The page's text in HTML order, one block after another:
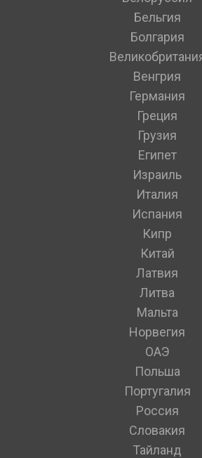
Бельгия
Болгария
Венгрия
Германия
Греция
Грузия
Египет
Израиль
Италия
Испания
Кипр
Китай
Латвия
Литва
Мальта
Норвегия
ОАЭ
Польша
Португалия
Россия
Словакия
Тайланд